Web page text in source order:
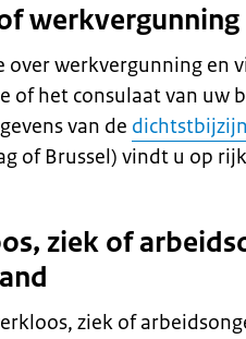
werkvergunning
over werkvergunning en
of het consulaat van uw
van de
of Brussel) vindt u op
ziek of
ziek of